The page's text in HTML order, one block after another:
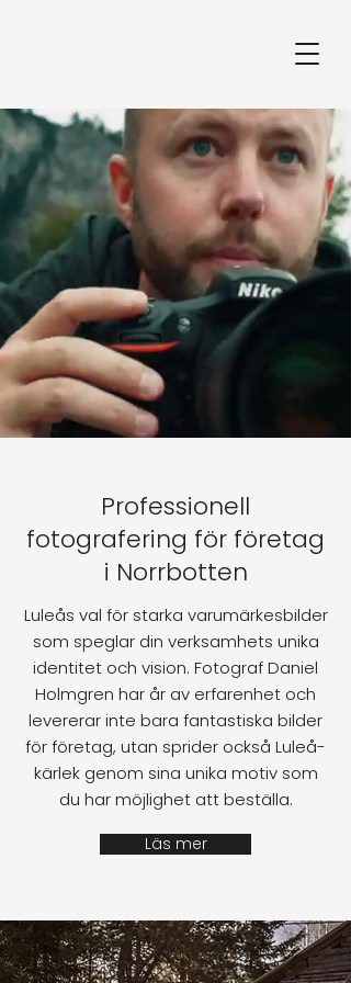
Professionell
fotografering för företag
i Norrbotten
Luleås val för starka varumärkesbilder
som speglar din verksamhets unika
identitet och vision. Fotograf Daniel
Holmgren har år av erfarenhet och
levererar inte bara fantastiska bilder
för företag, utan sprider också Luleå-
kärlek genom sina unika motiv som
du har möjlighet att beställa.
Läs mer